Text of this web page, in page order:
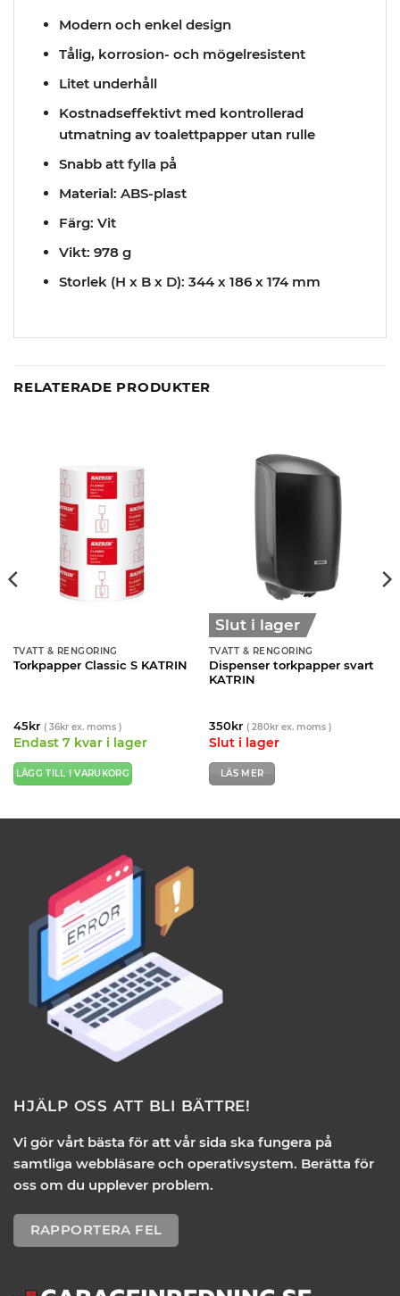
Modern och enkel design
Tålig, korrosion- och mögelresistent
Litet underhåll
Kostnadseffektivt med kontrollerad
utmatning av toalettpapper utan rulle
Snabb att fylla på
Material: ABS-plast
Färg: Vit
Vikt: 978 g
Storlek (H x B x D): 344 x 186 x 174 mm
RELATERADE PRODUKTER
TVÄTT & RENGÖRING
Torkpapper Classic S KATRIN
45kr ( 36krex. moms )
Endast 7 kvar i lager
LÄGG TILL I VARUKORG
Slut i lager
TVÄTT & RENGÖRING
Dispenser torkpapper svart
KATRIN
350kr ( 280krex. moms )
Slut i lager
LÄS MER
HJÄLP OSS ATT BLI BÄTTRE!
Vi gör vårt bästa för att vår sida ska fungera på
samtliga webbläsare och operativsystem. Berätta för
oss om du upplever problem.
RAPPORTERA FEL